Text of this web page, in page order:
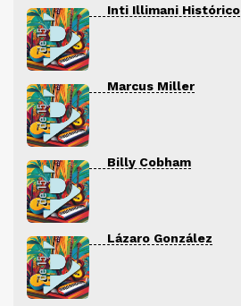
Inti Illimani Histórico
Marcus Miller
Billy Cobham
Lázaro González